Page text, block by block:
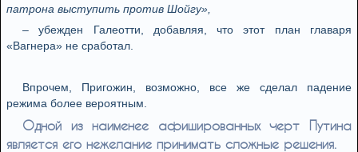
патрона выступить против Шойгу»,
– убежден Галеотти, добавляя, что этот план главаря
«Вагнера» не сработал.
Впрочем, Пригожин, возможно, все же сделал падение
режима более вероятным.
Одной из наименее афишированных черт Путина
является его нежелание принимать сложные решения.